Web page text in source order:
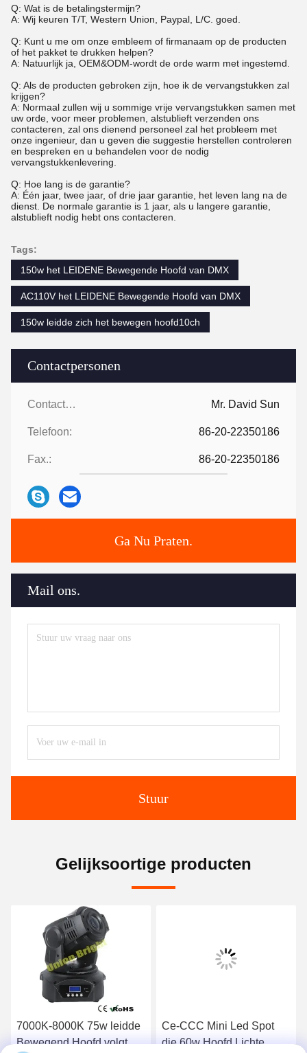
Contactpersonen
Contactpersonen: Mr. David Sun
Telefoon: 86-20-22350186
Fax.: 86-20-22350186
Ga Nu Praten.
Mail ons.
Stuur
Q: Wat is de betalingstermijn?
A: Wij keuren T/T, Western Union, Paypal, L/C. goed.
Q: Kunt u me om onze embleem of firmanaam op de producten
of het pakket te drukken helpen?
A: Natuurlijk ja, OEM&ODM-wordt de orde warm met ingestemd.
Q: Als de producten gebroken zijn, hoe ik de vervangstukken zal
krijgen?
A: Normaal zullen wij u sommige vrije vervangstukken samen met
uw orde, voor meer problemen, alstublieft verzenden ons
contacteren, zal ons dienend personeel zal het probleem met
onze ingenieur, dan u geven die suggestie herstellen controleren
en bespreken en u behandelen voor de nodig
vervangstukkenlevering.
Q: Hoe lang is de garantie?
A: Één jaar, twee jaar, of drie jaar garantie, het leven lang na de
dienst. De normale garantie is 1 jaar, als u langere garantie,
alstublieft nodig hebt ons contacteren.
Tags:
150w het LEIDENE Bewegende Hoofd van DMX
AC110V het LEIDENE Bewegende Hoofd van DMX
150w leidde zich het bewegen hoofd10ch
Gelijksoortige producten
7000K-8000K 75w leidde
Bewegend Hoofd volgt
Ce-CCC Mini Led Spot
die 60w Hoofd Lichte